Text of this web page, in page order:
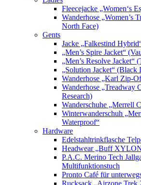
Fleecejacke „Women‘s
Wanderhose „Women’s
North Face)
Gents
Jacke „Falkestind
„Men’s Spire Jacket“
„Men’s Resolve Jacket“
„Solution Jacket“ (Black
Wanderhose „Karl Zip-
Wanderhose „Treadway
Research)
Wanderschuhe „Merrell
Winterwanderschuh
Waterproof“
Hardware
Edelstahltrinkflasche
Headwear „Buff
P.A.C. Merino Tech
Multifunktionstuch
Pronto Café für
Rucksack „Airzone